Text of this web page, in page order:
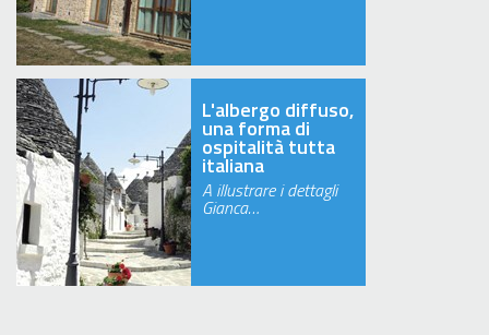
L'albergo diffuso,
una forma di
ospitalità tutta
italiana
A illustrare i dettagli
Gianca…